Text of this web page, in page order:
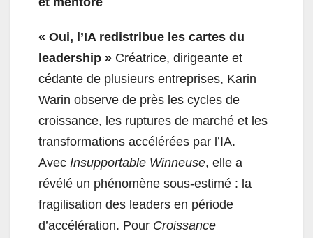
« Oui, l’IA redistribue les cartes du
leadership » Créatrice, dirigeante et
cédante de plusieurs entreprises, Karin
Warin observe de près les cycles de
croissance, les ruptures de marché et les
transformations accélérées par l’IA.
Avec Insupportable Winneuse, elle a
révélé un phénomène sous-estimé : la
fragilisation des leaders en période
d’accélération. Pour Croissance